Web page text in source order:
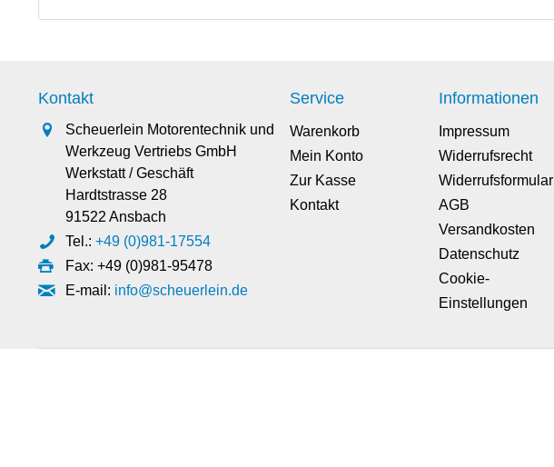
Kontakt
Scheuerlein Motorentechnik und
Werkzeug Vertriebs GmbH
Werkstatt / Geschäft
Hardtstrasse 28
91522 Ansbach
Tel.: +49 (0)981-17554
Fax: +49 (0)981-95478
E-mail: info@scheuerlein.de
Service
Warenkorb
Mein Konto
Zur Kasse
Kontakt
Informationen
Impressum
Widerrufsrecht
Widerrufsformular
AGB
Versandkosten
Datenschutz
Cookie-
Einstellungen